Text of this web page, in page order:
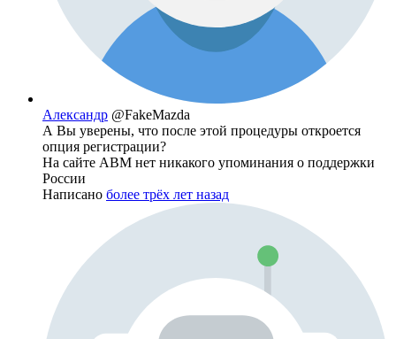
Александр @FakeMazda
А Вы уверены, что после этой процедуры откроется
опция регистрации?
На сайте ABM нет никакого упоминания о поддержки
России
Написано более трёх лет назад